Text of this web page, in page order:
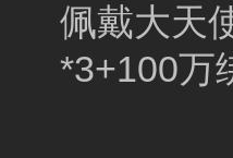
佩戴大天
*3+100万